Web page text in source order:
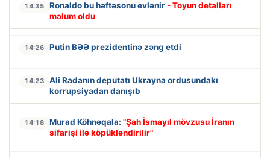
14:35 Ronaldo bu həftəsonu evlənir - Toyun detalları
məlum oldu
14:26 Putin BƏƏ prezidentinə zəng etdi
14:23
Ali Radanın deputatı Ukrayna ordusundakı
korrupsiyadan danışıb
14:18 Murad Köhnəqala: "Şah İsmayıl mövzusu İranın
sifarişi ilə köpükləndirilir"